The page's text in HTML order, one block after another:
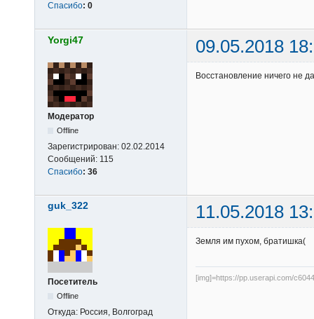
Спасибо: 0
Yorgi47 09.05.2018
Модератор
Offline
Зарегистрирован: 02.02.2014
Сообщений: 115
Спасибо: 36
Восстановление ничего не
guk_322 11.05.2018
Посетитель
Offline
Откуда: Россия, Волгоград
Земля им пухом, братишка(
[img]=https://pp.userapi.com/